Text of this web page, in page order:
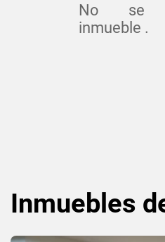
No se
inmueble .
Inmuebles